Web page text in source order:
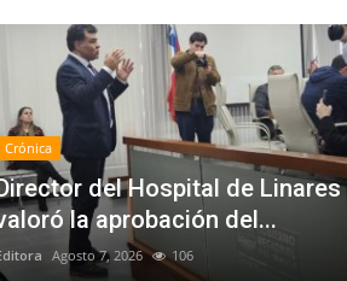
Crónica
del Hospital de Linares
la aprobación del...
Agosto 7, 2026 106